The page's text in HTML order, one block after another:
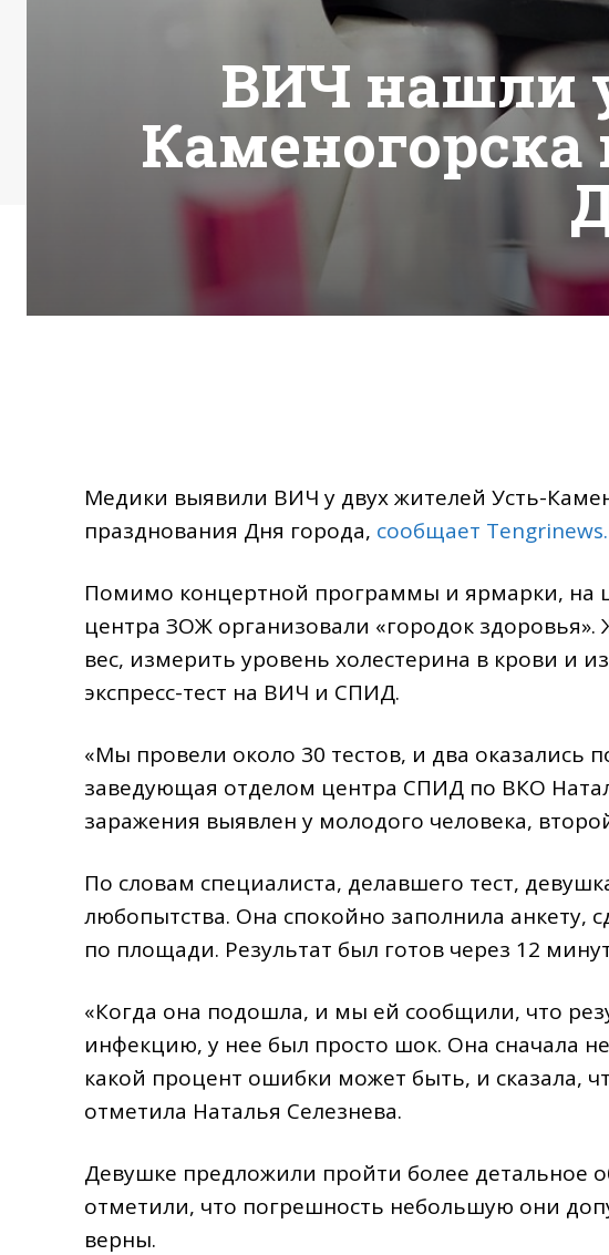
ВИЧ нашли
Медики выявили ВИЧ у двух жителей Усть-
празднования Дня города, сообщает
Помимо концертной программы и ярмарки, на
центра ЗОЖ организовали «городок здоровья».
вес, измерить уровень холестерина в крови и
экспресс-тест на ВИЧ и СПИД.
«Мы провели около 30 тестов, и два оказались
заведующая отделом центра СПИД по ВКО
заражения выявлен у молодого человека,
По словам специалиста, делавшего тест,
любопытства. Она спокойно заполнила анкету,
по площади. Результат был готов через 12
«Когда она подошла, и мы ей сообщили, что
инфекцию, у нее был просто шок. Она сначала
какой процент ошибки может быть, и сказала,
отметила Наталья Селезнева.
Девушке предложили пройти более детальное
отметили, что погрешность небольшую они
верны.